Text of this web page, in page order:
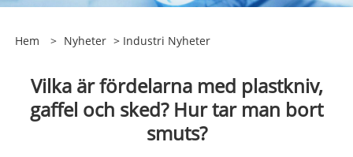
Hem > Nyheter > Industri Nyheter
Vilka är fördelarna med plastkniv,
gaffel och sked? Hur tar man bort
smuts?